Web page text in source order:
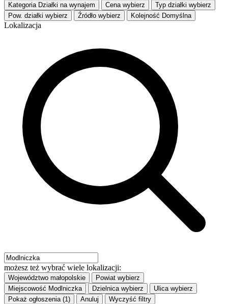
Kategoria Działki na wynajem Cena wybierz Typ działki wybierz
Pow. działki wybierz Źródło wybierz Kolejność Domyślna
Lokalizacja
możesz też wybrać wiele lokalizacji:
Województwo małopolskie Powiat wybierz
Miejscowość Modlniczka Dzielnica wybierz Ulica wybierz
Pokaż ogłoszenia (1)
Anuluj Wyczyść filtry